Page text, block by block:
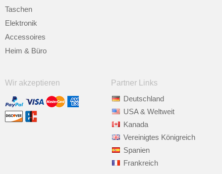
Taschen
Elektronik
Accessoires
Heim & Büro
Wir akzeptieren
Partner Links
Deutschland
USA & Weltweit
Kanada
Vereinigtes Königreich
Spanien
Frankreich